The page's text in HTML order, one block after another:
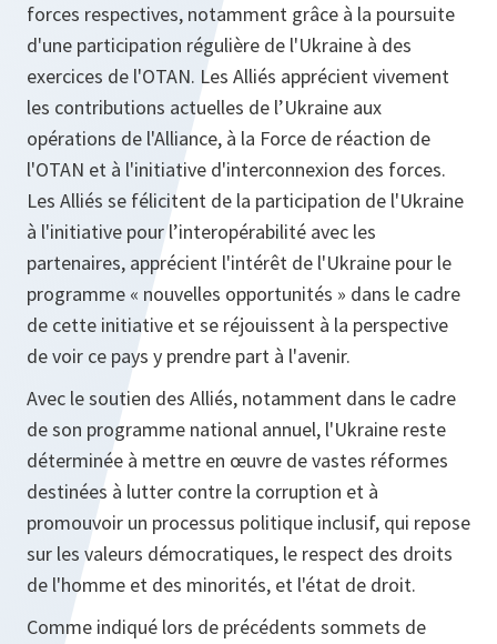
forces respectives, notamment grâce à la poursuite
d'une participation régulière de l'Ukraine à des
exercices de l'OTAN. Les Alliés apprécient vivement
les contributions actuelles de l’Ukraine aux
opérations de l'Alliance, à la Force de réaction de
l'OTAN et à l'initiative d'interconnexion des forces.
Les Alliés se félicitent de la participation de l'Ukraine
à l'initiative pour l’interopérabilité avec les
partenaires, apprécient l'intérêt de l'Ukraine pour le
programme « nouvelles opportunités » dans le cadre
de cette initiative et se réjouissent à la perspective
de voir ce pays y prendre part à l'avenir.
Avec le soutien des Alliés, notamment dans le cadre
de son programme national annuel, l'Ukraine reste
déterminée à mettre en œuvre de vastes réformes
destinées à lutter contre la corruption et à
promouvoir un processus politique inclusif, qui repose
sur les valeurs démocratiques, le respect des droits
de l'homme et des minorités, et l'état de droit.
Comme indiqué lors de précédents sommets de